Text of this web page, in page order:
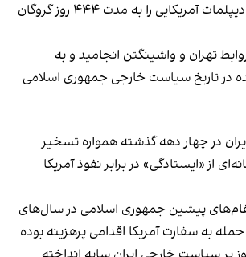
اشغال کردند و ۵۲ دیپلمات آمریکایی را به مدت ۴۴۴ روز گروگان
تهران و واشینگتن انجامید و به
در تاریخ سیاست خارجی جمهوری اسلامی
در چهار دهه گذشته همواره تسخیر
از «ایستادگی» در برابر نفوذ آمریکا
پیشین جمهوری اسلامی در سال‌های
حمله به سفارت آمریکا اقدامی پرهزینه بوده